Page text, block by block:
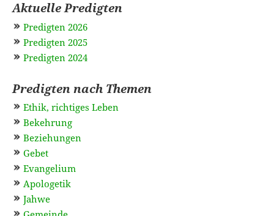
Aktuelle Predigten
Predigten 2026
Predigten 2025
Predigten 2024
Predigten nach Themen
Ethik, richtiges Leben
Bekehrung
Beziehungen
Gebet
Evangelium
Apologetik
Jahwe